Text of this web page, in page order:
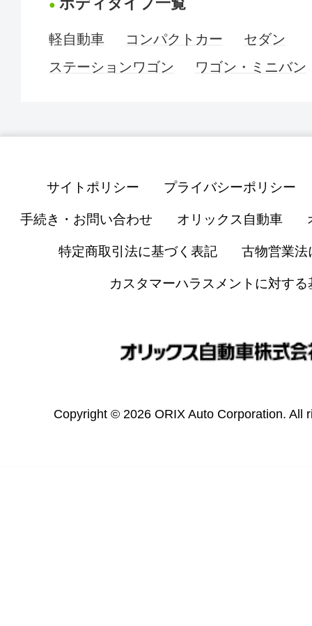
軽自動車 コンパクトカー
セダン
ステーションワゴン
ワゴン・ミニバン
サイトポリシー プライバシーポリシー
手続き・お問い合わせ オリックス自動車
特定商取引法に基づく表記 古物営業法
カスタマーハラスメントに対する
Copyright © 2026 ORIX Auto Corporation. All